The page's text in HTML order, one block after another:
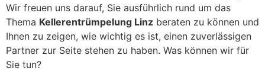
Wir freuen uns darauf, Sie ausführlich rund um das
Thema Kellerentrümpelung Linz beraten zu können und
Ihnen zu zeigen, wie wichtig es ist, einen zuverlässigen
Partner zur Seite stehen zu haben. Was können wir für
Sie tun?